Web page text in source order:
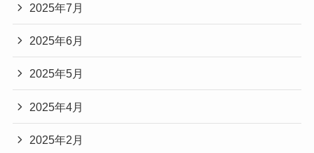
2025年7月
2025年6月
2025年5月
2025年4月
2025年2月